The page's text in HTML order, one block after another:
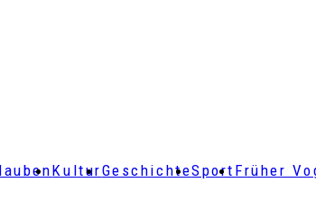
KulturGeschichteSport Früher